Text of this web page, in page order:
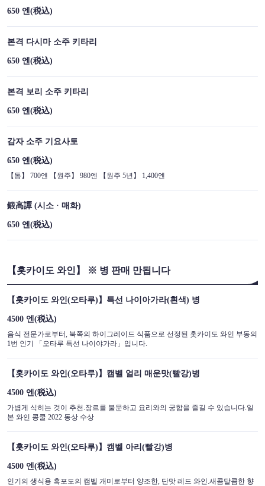
650 엔(税込)
본격 다시마 소주 키타리
650 엔(税込)
본격 보리 소주 키타리
650 엔(税込)
감자 소주 기요사토
650 엔(税込)
【통】 700엔 【원주】 980엔 【원주 5년】 1,400엔
鍛高譚 (시소 · 매화)
650 엔(税込)
【홋카이도 와인】 ※ 병 판매 만됩니다
【홋카이도 와인(오타루)】특선 나이아가라(흰색) 병
4500 엔(税込)
음식 전문가로부터, 북쪽의 하이그레이드 식품으로 선정된 홋카이도 와인 부동의
1번 인기 「오타루 특선 나이야가라」입니다.
【홋카이도 와인(오타루)】캠벨 얼리 매운맛(빨강)병
4500 엔(税込)
가볍게 식히는 것이 추천.장르를 불문하고 요리와의 궁합을 즐길 수 있습니다.일
본 와인 콩쿨 2022 동상 수상
【홋카이도 와인(오타루)】캠벨 아리(빨강)병
4500 엔(税込)
인기의 생식용 흑포도의 캠벨 개미로부터 양조한, 단맛 레드 와인.새콤달콤한 향